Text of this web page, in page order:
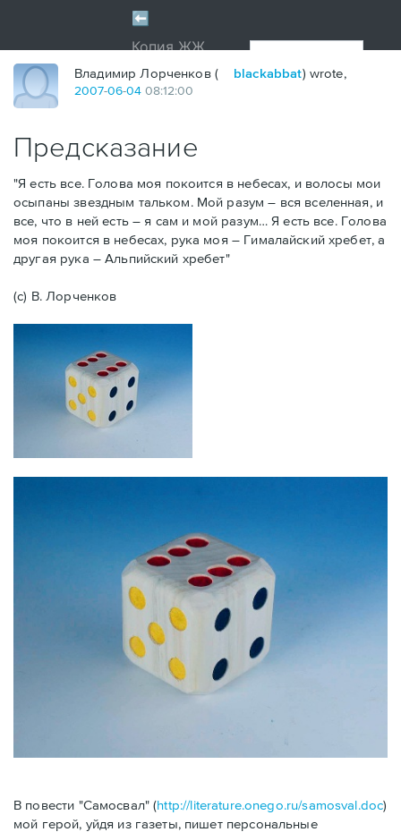
Владимир Лорченков ( blackabbat) wrote,
2007-06-04 08:12:00
Предсказание
"Я есть все. Голова моя покоится в небесах, и волосы мои
осыпаны звездным тальком. Мой разум – вся вселенная, и
все, что в ней есть – я сам и мой разум… Я есть все. Голова
моя покоится в небесах, рука моя – Гималайский хребет, а
другая рука – Альпийский хребет"
(с) В. Лорченков
В повести "Самосвал" (http://literature.onego.ru/samosval.doc)
мой герой, уйдя из газеты, пишет персональные